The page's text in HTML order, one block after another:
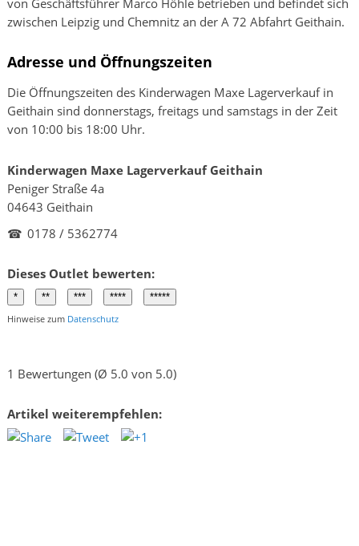
zwischen Leipzig und Chemnitz an der A 72 Abfahrt Geithain.
Adresse und Öffnungszeiten
Die Öffnungszeiten des Kinderwagen Maxe Lagerverkauf in
Geithain sind donnerstags, freitags und samstags in der Zeit
von 10:00 bis 18:00 Uhr.
Kinderwagen Maxe Lagerverkauf Geithain
Peniger Straße 4a
04643 Geithain
☎ 0178 / 5362774
Dieses Outlet bewerten:
Hinweise zum Datenschutz
1 Bewertungen (Ø 5.0 von 5.0)
Artikel weiterempfehlen: